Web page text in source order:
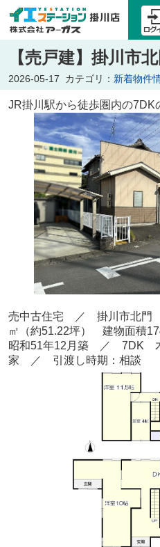
【売戸建】掛川市北
2026-05-17 カテゴリ： 新着物件
JR掛川駅から徒歩圏内の7DK
売中古住宅 ／ 掛川市北門
㎡
（約51.22坪） 建物面積
昭和51年12 月 築 ／ 7DK
家 ／ 引渡し時期：相談